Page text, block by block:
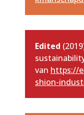
Edited
van https://
shion-